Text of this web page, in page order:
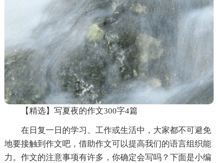
【精选】写夏夜的作文300字4篇
在日复一日的学习、工作或生活中，大家都不可避免
地要接触到作文吧，借助作文可以提高我们的语言组织能
力。作文的注意事项有许多，你确定会写吗？下面是小编